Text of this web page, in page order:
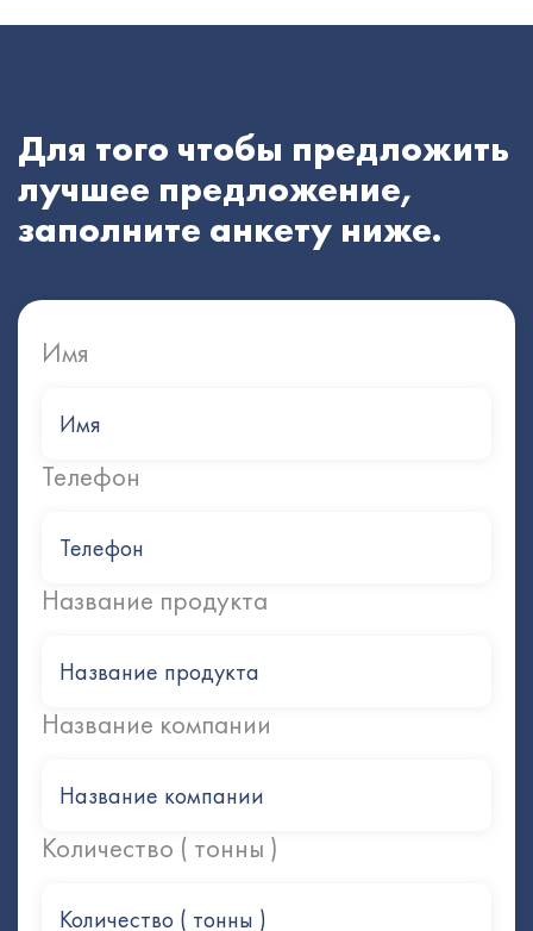
Для того чтобы предложить
лучшее предложение,
заполните анкету ниже.
Имя
Телефон
Название продукта
Название компании
Количество ( тонны )